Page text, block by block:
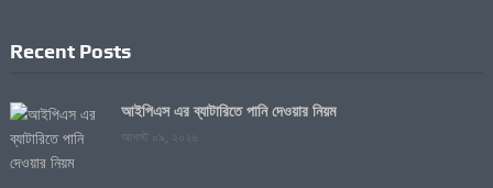
Recent Posts
আইপিএস এর ব্যাটারিতে পানি দেওয়ার নিয়ম
আগস্ট ০৯, ২০২৬